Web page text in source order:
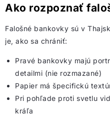
Ako rozpoznať
Falošné bankovky sú v
je, ako sa chrániť:
Pravé bankovky majú
detailmi (nie rozmazané)
Papier má špecifickú
Pri pohľade proti svetlu
kráľa